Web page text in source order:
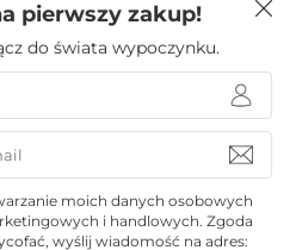
kroków do niezwykłego
pierwszy zakup!
do świata wypoczynku.
moich danych osobowych
i handlowych. Zgoda
wyślij wiadomość na adres: